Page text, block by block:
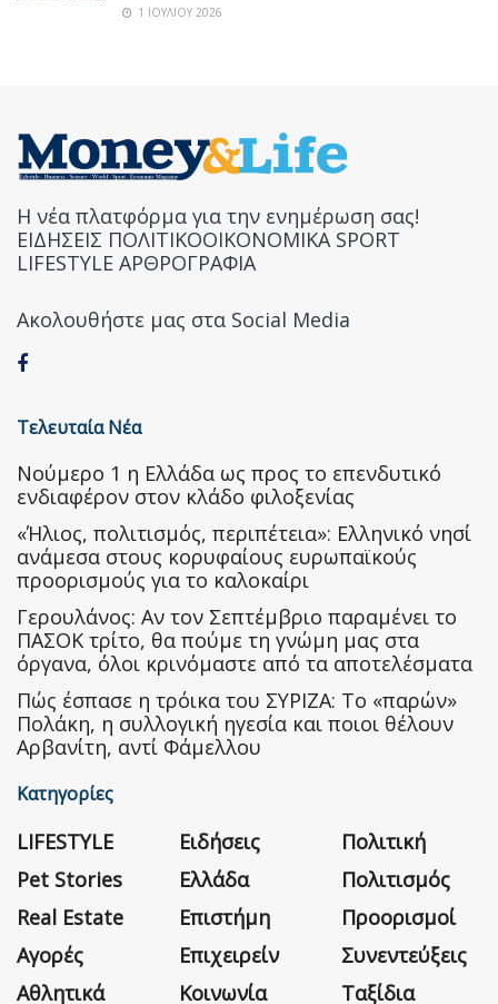
1 ΙΟΥΛΊΟΥ 2026
Η νέα πλατφόρμα για την ενημέρωση σας!
ΕΙΔΗΣΕΙΣ ΠΟΛΙΤΙΚΟΟΙΚΟΝΟΜΙΚΑ SPORT
LIFESTYLE ΑΡΘΡΟΓΡΑΦΙΑ
Ακολουθήστε μας στα Social Media
Τελευταία Νέα
Nούμερο 1 η Ελλάδα ως προς το επενδυτικό
ενδιαφέρον στον κλάδο φιλοξενίας
«Ήλιος, πολιτισμός, περιπέτεια»: Ελληνικό νησί
ανάμεσα στους κορυφαίους ευρωπαϊκούς
προορισμούς για το καλοκαίρι
Γερουλάνος: Αν τον Σεπτέμβριο παραμένει το
ΠΑΣΟΚ τρίτο, θα πούμε τη γνώμη μας στα
όργανα, όλοι κρινόμαστε από τα αποτελέσματα
Πώς έσπασε η τρόικα του ΣΥΡΙΖΑ: Το «παρών»
Πολάκη, η συλλογική ηγεσία και ποιοι θέλουν
Αρβανίτη, αντί Φάμελλου
Κατηγορίες
LIFESTYLE
Pet Stories
Real Estate
Αγορές
Αθλητικά
Ειδήσεις
Ελλάδα
Επιστήμη
Επιχειρείν
Κοινωνία
Πολιτική
Πολιτισμός
Προορισμοί
Συνεντεύξεις
Ταξίδια